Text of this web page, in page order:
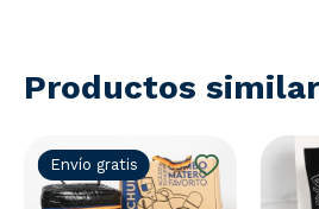
Productos
Envío gratis